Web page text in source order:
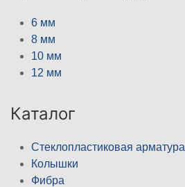
6 мм
8 мм
10 мм
12 мм
Каталог
Стеклопластиковая арматура
Колышки
Фибра